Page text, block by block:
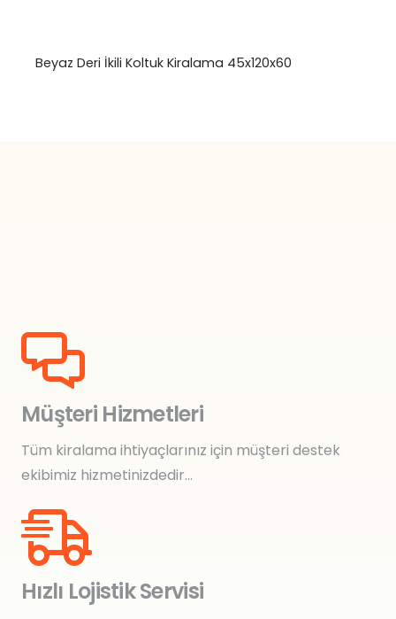
Beyaz Deri İkili Koltuk Kiralama 45x120x60
Müşteri Hizmetleri
Tüm kiralama ihtiyaçlarınız için müşteri destek
ekibimiz hizmetinizdedir…
Hızlı Lojistik Servisi